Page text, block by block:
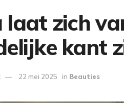
laat zich
kant
22 mei 2025 in Beauties